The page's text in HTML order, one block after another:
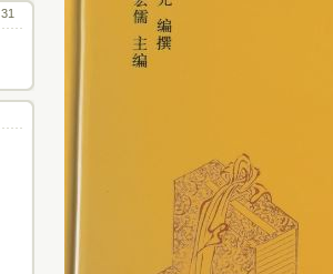
31